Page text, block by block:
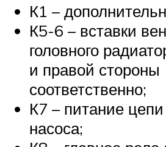
К1 –
К5-6 – вставки
головного
и правой стороны
соответственно;
К7 – питание
насоса;